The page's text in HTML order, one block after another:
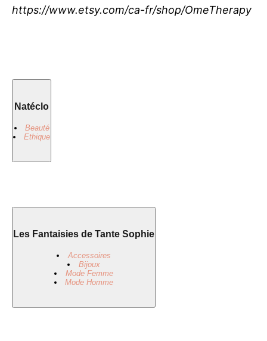
https://www.etsy.com/ca-fr/shop/OmeTherapy
Natéclo
Beauté
Ethique
Les Fantaisies de Tante Sophie
Accessoires
Bijoux
Mode Femme
Mode Homme